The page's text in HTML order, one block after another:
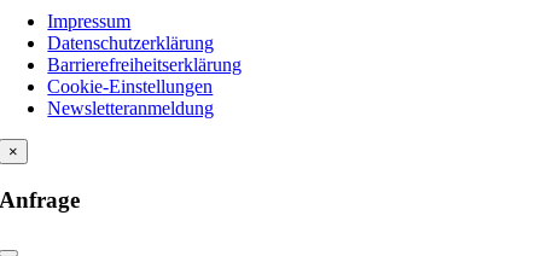
Impressum
Datenschutzerklärung
Barrierefreiheitserklärung
Cookie-Einstellungen
Newsletteranmeldung
×
Anfrage